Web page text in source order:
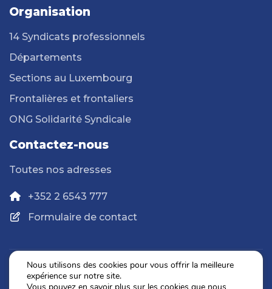
Organisation
14 Syndicats professionnels
Départements
Sections au Luxembourg
Frontalières et frontaliers
ONG Solidarité Syndicale
Contactez-nous
Toutes nos adresses
+352 2 6543 777
Formulaire de contact
Politique de confidentialité
Nous utilisons des cookies pour vous offrir la meilleure
expérience sur notre site.